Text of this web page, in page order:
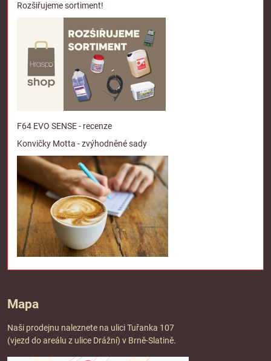
Rozšiřujeme sortiment!
F64 EVO SENSE - recenze
Konvičky Motta - zvýhodněné sady
Mapa
Naši prodejnu naleznete na ulici Tuřanka 107
(vjezd do areálu z ulice Drážní) v Brně-Slatině.